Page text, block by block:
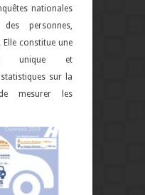
nationales
personnes,
constitue une
unique et
sur la
mesurer les